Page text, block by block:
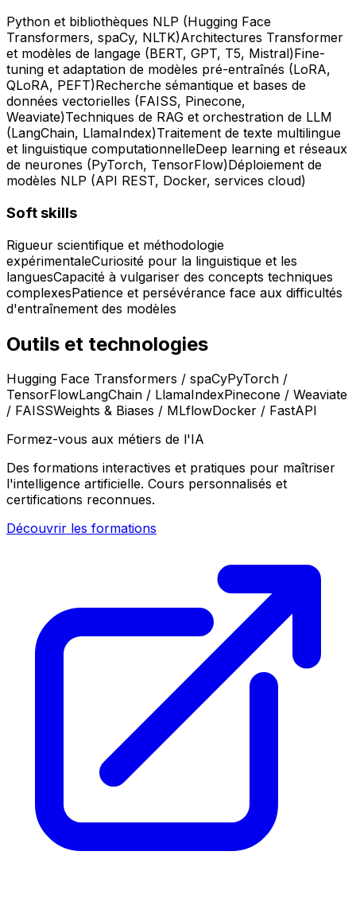
Python et bibliothèques NLP (Hugging Face
Transformers, spaCy, NLTK)Architectures Transformer
et modèles de langage (BERT, GPT, T5, Mistral)Fine-
tuning et adaptation de modèles pré-entraînés (LoRA,
QLoRA, PEFT)Recherche sémantique et bases de
données vectorielles (FAISS, Pinecone,
Weaviate)Techniques de RAG et orchestration de LLM
(LangChain, LlamaIndex)Traitement de texte multilingue
et linguistique computationnelleDeep learning et réseaux
de neurones (PyTorch, TensorFlow)Déploiement de
modèles NLP (API REST, Docker, services cloud)
Soft skills
Rigueur scientifique et méthodologie
expérimentaleCuriosité pour la linguistique et les
languesCapacité à vulgariser des concepts techniques
complexesPatience et persévérance face aux difficultés
d'entraînement des modèles
Outils et technologies
Hugging Face Transformers / spaCyPyTorch /
TensorFlowLangChain / LlamaIndexPinecone / Weaviate
/ FAISSWeights & Biases / MLflowDocker / FastAPI
Formez-vous aux métiers de l'IA
Des formations interactives et pratiques pour maîtriser
l'intelligence artificielle. Cours personnalisés et
certifications reconnues.
Découvrir les formations